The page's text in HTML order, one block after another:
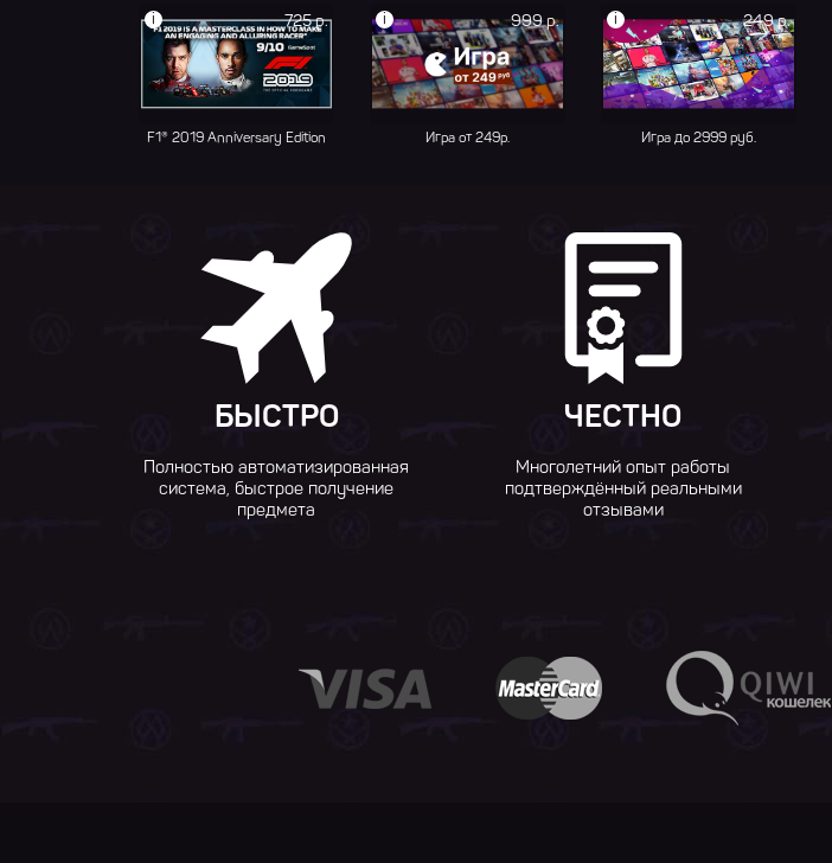
725 р.
i
F1® 2019 Anniversary Edition
999 р.
i
Игра от 249р.
249 р.
i
Игра до 2999 руб.
БЫСТРО
Полностью автоматизированная
система, быстрое получение
предмета
ЧЕСТНО
Многолетний опыт работы
подтверждённый реальными
отзывами